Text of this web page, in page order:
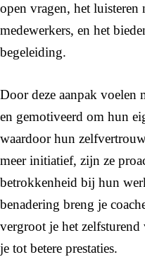
open vragen, het luisteren
medewerkers, en het
begeleiding.
Door deze aanpak voelen
en gemotiveerd om hun
waardoor hun
meer initiatief, zijn ze
betrokkenheid bij hun
benadering breng je
vergroot je het
je tot betere prestaties.